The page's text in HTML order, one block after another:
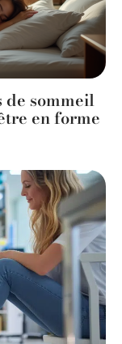
de sommeil
en forme